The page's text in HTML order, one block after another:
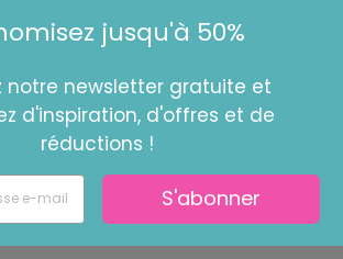
jusqu'à 50%
notre newsletter gratuite et
d'inspiration, d'offres et de
réductions !
S'abonner